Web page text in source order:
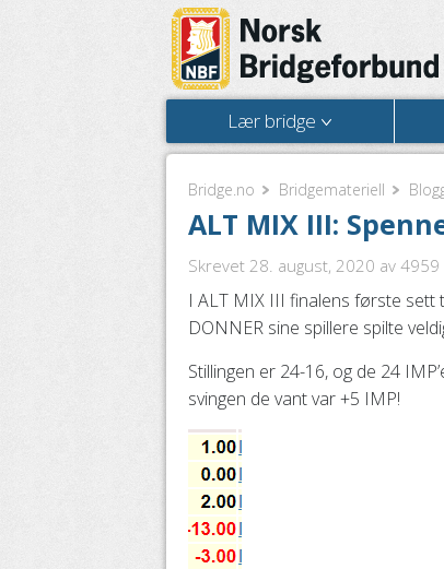
Lær bridge
Bridge.no Bridgemateriell
ALT MIX III:
Skrevet 28. august, 2020 av 4959
I ALT MIX III finalens første sett
DONNER sine spillere spilte
Stillingen er 24-16, og de 24
svingen de vant var +5 IMP!